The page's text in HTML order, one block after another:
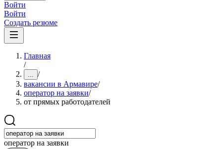
Войти
Войти
Создать резюме
Главная
/
... /
вакансии в Армавире/
оператор на заявки/
от прямых работодателей
оператор на заявки